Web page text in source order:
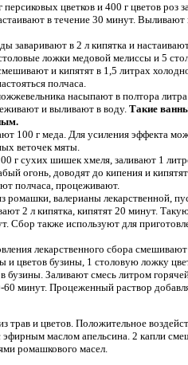
цветков и 400 г цветов роз
в течение 30 минут. Выливают
заваривают в 2 л кипятка и
ложки медовой мелиссы и 5
и кипятят в 1,5 литрах
полчаса.
насыпают в полтора
и выливают в воду. Такие
100 г меда. Для усиления эффекта
веточек мяты.
г сухих шишек хмеля, заливают 1
огонь, доводят до кипения и
полчаса, процеживают.
ромашки, валерианы лекарственной,
2 л кипятка, кипятят 20 минут.
Сбор также используют для
лекарственного сбора
и цветов бузины, 1 столовую ложку
бузины. Заливают смесь литром
60 минут. Процеженный раствор
трав и цветов. Положительное
эфирным маслом апельсина. 2 капли
ромашкового масел.